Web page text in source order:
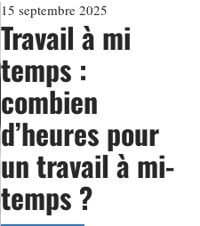
15 septembre 2025
Travail à mi
temps :
combien
d’heures pour
un travail à mi-
temps ?